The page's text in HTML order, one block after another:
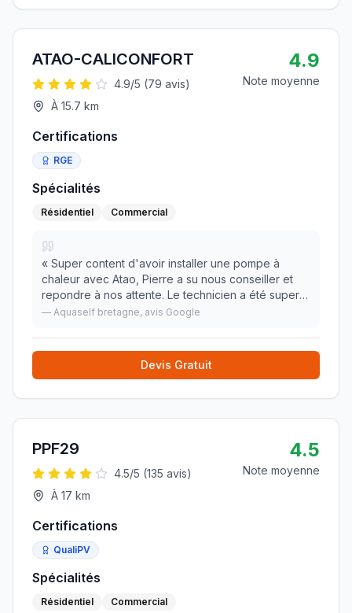
ATAO-CALICONFORT
4.9/5 (79 avis)
À 15.7 km
4.9
Note moyenne
Certifications
RGE
Spécialités
Résidentiel Commercial
« Super content d'avoir installer une pompe à
chaleur avec Atao, Pierre a su nous conseiller et
repondre à nos attente. Le technicien a été super
pro. Je recommande +++»
— Aquaself bretagne, avis Google
Devis Gratuit
PPF29
4.5/5 (135 avis)
À 17 km
4.5
Note moyenne
Certifications
QualiPV
Spécialités
Résidentiel Commercial